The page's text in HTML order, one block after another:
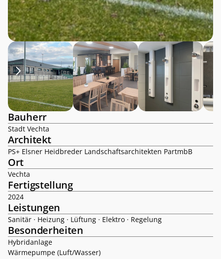
Bauherr
Stadt Vechta
Architekt
PS+ Elsner Heidbreder Landschaftsarchitekten PartmbB
Ort
Vechta
Fertigstellung
2024
Leistungen
Sanitär · Heizung · Lüftung · Elektro · Regelung
Besonderheiten
Hybridanlage
Wärmepumpe (Luft/Wasser)